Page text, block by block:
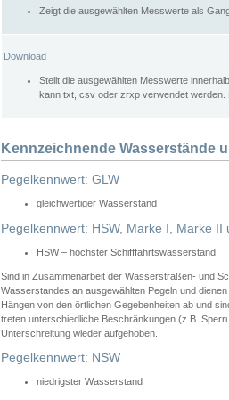
Zeigt die ausgewählten Messwerte als
Download
Stellt die ausgewählten Messwerte
kann txt, csv oder zrxp verwendet werden.
Kennzeichnende Wasserstände
Pegelkennwert: GLW
gleichwertiger Wasserstand
Pegelkennwert: HSW, Marke I, Marke II
HSW – höchster Schifffahrtswasserstand
Sind in Zusammenarbeit der Wasserstraßen- und
Wasserstandes an ausgewählten Pegeln und
Hängen von den örtlichen Gegebenheiten ab und
treten unterschiedliche Beschränkungen (z.B.
Unterschreitung wieder aufgehoben.
Pegelkennwert: NSW
niedrigster Wasserstand